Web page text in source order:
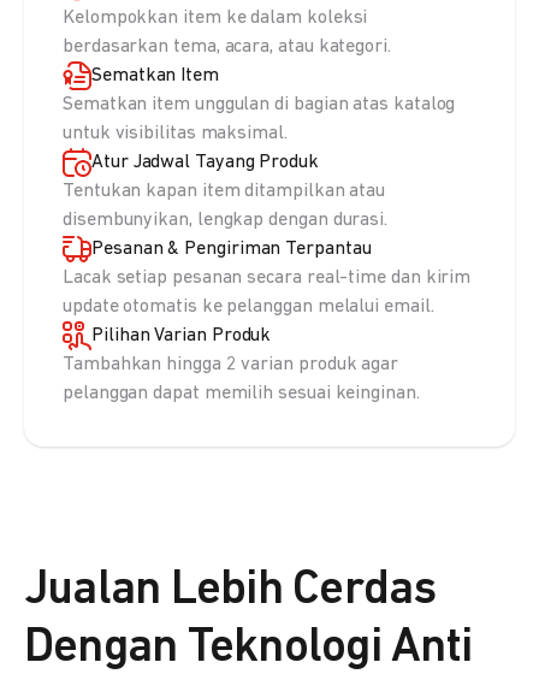
Kelompokkan item ke dalam koleksi
berdasarkan tema, acara, atau kategori.
Sematkan Item
Sematkan item unggulan di bagian atas katalog
untuk visibilitas maksimal.
Atur Jadwal Tayang Produk
Tentukan kapan item ditampilkan atau
disembunyikan, lengkap dengan durasi.
Pesanan & Pengiriman Terpantau
Lacak setiap pesanan secara real-time dan kirim
update otomatis ke pelanggan melalui email.
Pilihan Varian Produk
Tambahkan hingga 2 varian produk agar
pelanggan dapat memilih sesuai keinginan.
Jualan Lebih Cerdas
Dengan Teknologi Anti